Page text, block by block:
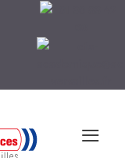
≡